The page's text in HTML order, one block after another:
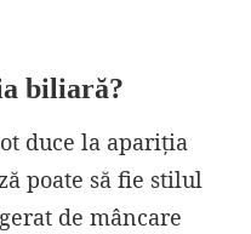
biliară?
duce la apariția
poate să fie stilul
de mâncare